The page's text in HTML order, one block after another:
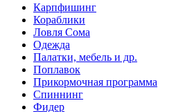
Карпфишинг
Кораблики
Ловля Сома
Одежда
Палатки, мебель и др.
Поплавок
Прикормочная программа
Спиннинг
Фидер